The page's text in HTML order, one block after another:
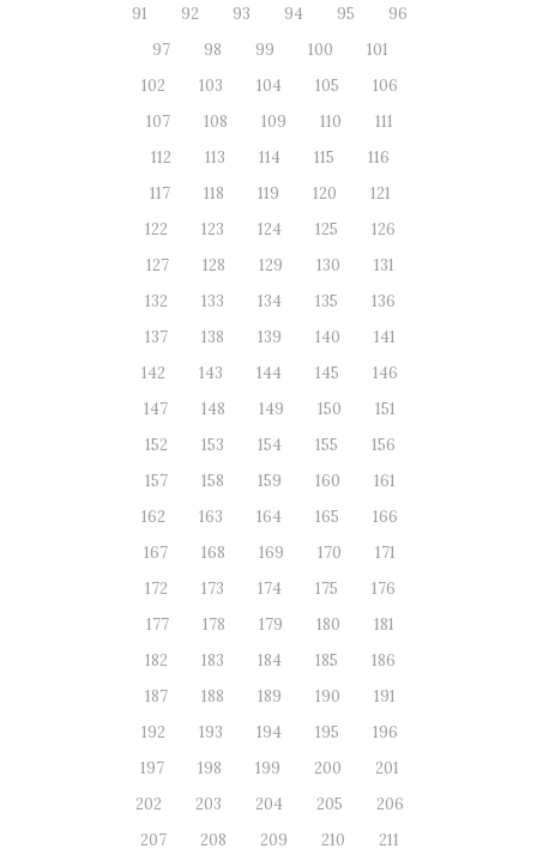
91
92 93 94 95
96
97
98 99 100
101
102
103 104 105
106
107
108 109 110
111
112
113 114 115
116
117
118 119 120
121
122
123 124 125
126
127
128 129 130
131
132
133 134 135
136
137
138 139 140
141
142
143 144 145
146
147
148 149 150
151
152
153 154 155
156
157
158 159 160
161
162
163 164 165
166
167
168 169 170
171
172
173 174 175
176
177
178 179 180
181
182
183 184 185
186
187
188 189 190
191
192
193 194 195
196
197
198 199 200
201
202
203 204 205
206
207
208 209 210
211